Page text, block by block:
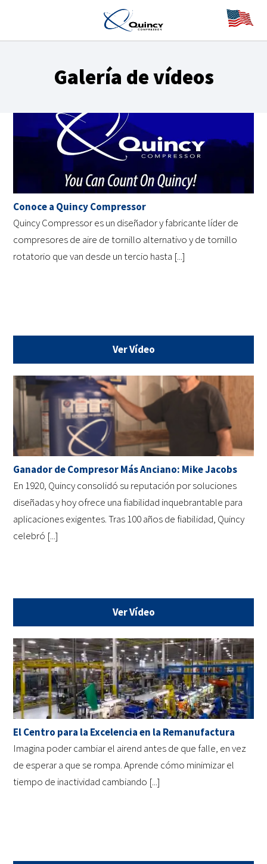
Galería de vídeos
Conoce a Quincy Compressor
Quincy Compressor es un diseñador y fabricante líder de
compresores de aire de tornillo alternativo y de tornillo
rotatorio que van desde un tercio hasta [...]
Ver Vídeo
Ganador de Compresor Más Anciano: Mike Jacobs
En 1920, Quincy consolidó su reputación por soluciones
diseñadas y hoy ofrece una fiabilidad inquebrantable para
aplicaciones exigentes. Tras 100 años de fiabilidad, Quincy
celebró [...]
Ver Vídeo
El Centro para la Excelencia en la Remanufactura
Imagina poder cambiar el airend antes de que falle, en vez
de esperar a que se rompa. Aprende cómo minimizar el
tiempo de inactividad cambiando [...]